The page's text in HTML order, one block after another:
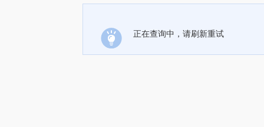
正在查询中，请刷新重试